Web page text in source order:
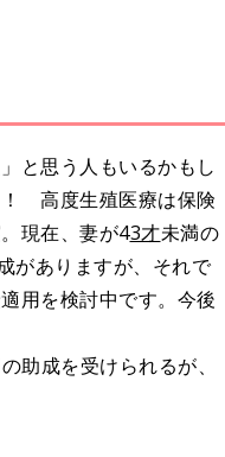
と思う人もいるかもし
！ 高度生殖医療は保険
現在、妻が43才未満の
がありますが、それで
用を検討中です。今後
助成を受けられるが、